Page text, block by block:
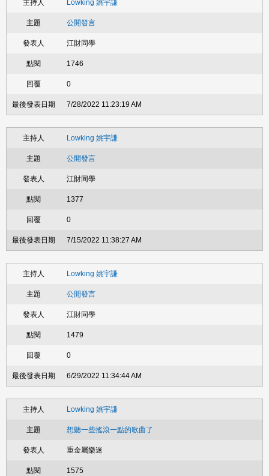
Lowking 姚宇謙
公開發言
江財同學
1746
0
7/28/2022 11:23:19 AM
Lowking 姚宇謙
公開發言
江財同學
1377
0
7/15/2022 11:38:27 AM
Lowking 姚宇謙
公開發言
江財同學
1479
0
6/29/2022 11:34:44 AM
Lowking 姚宇謙
想聽一些搖滾一點的歌曲了
重金屬樂迷
1575